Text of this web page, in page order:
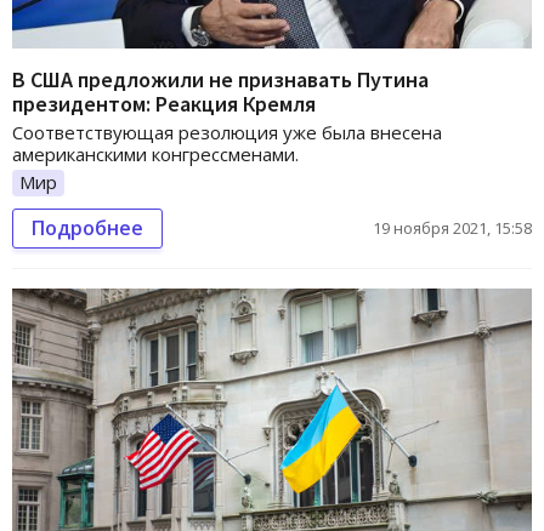
В США предложили не признавать Путина
президентом: Реакция Кремля
Соответствующая резолюция уже была внесена
американскими конгрессменами.
Мир
Подробнее 19 ноября 2021, 15:58